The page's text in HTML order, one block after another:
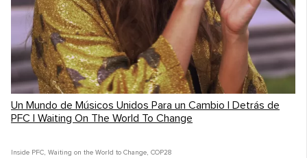
Un Mundo de Músicos Unidos Para un Cambio | Detrás de
PFC | Waiting On The World To Change
Inside PFC, Waiting on the World to Change, COP28